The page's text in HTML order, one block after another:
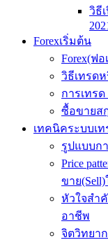
วิธี
Forexเริ่มต้น
Forex(ฟ
วิธีเทรดห
การเทร
ซื้อขายส
เทคนิคระบบเท
รูปแบบก
Price
ขาย
หัวใจสำ
อาชีพ
จิตวิทยาก